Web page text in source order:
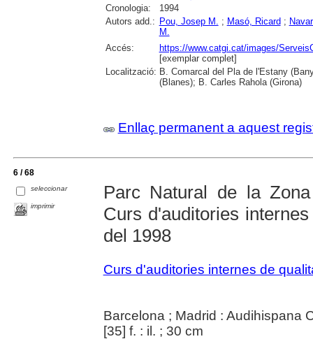
Cronologia:
1994
Autors add.: Pou, Josep M. ; Masó, Ricard ;
M.
Accés:
https://www.catgi.cat/images/
[exemplar complet]
Localització: B. Comarcal del Pla de l'Estany
(Blanes); B. Carles Rahola (Girona)
Enllaç permanent a aquest
6 / 68
seleccionar
imprimir
Parc Natural de la
Curs d'auditories
del 1998
Curs d'auditories internes de
Barcelona ; Madrid : Audihispana
[35] f. : il. ; 30 cm